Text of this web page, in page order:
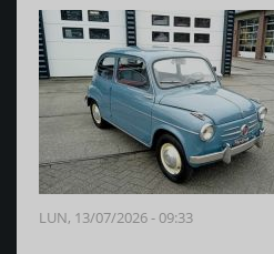
LUN, 13/07/2026 - 09:33